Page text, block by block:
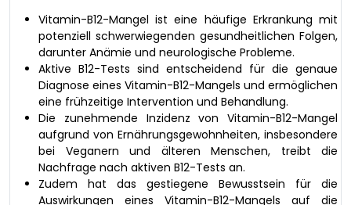
Vitamin-B12-Mangel ist eine häufige Erkrankung mit
potenziell schwerwiegenden gesundheitlichen Folgen,
darunter Anämie und neurologische Probleme.
Aktive B12-Tests sind entscheidend für die genaue
Diagnose eines Vitamin-B12-Mangels und ermöglichen
eine frühzeitige Intervention und Behandlung.
Die zunehmende Inzidenz von Vitamin-B12-Mangel
aufgrund von Ernährungsgewohnheiten, insbesondere
bei Veganern und älteren Menschen, treibt die
Nachfrage nach aktiven B12-Tests an.
Zudem hat das gestiegene Bewusstsein für die
Auswirkungen eines Vitamin-B12-Mangels auf die